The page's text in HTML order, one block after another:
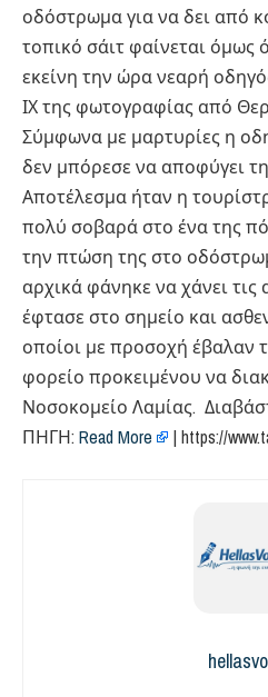
οδόστρωμα για να δει από
τοπικό σάιτ φαίνεται όμως
εκείνη την ώρα νεαρή
ΙΧ της φωτογραφίας από
Σύμφωνα με μαρτυρίες η
δεν μπόρεσε να αποφύγει
Αποτέλεσμα ήταν η
πολύ σοβαρά στο ένα της
την πτώση της στο
αρχικά φάνηκε να χάνει τις
έφτασε στο σημείο και
οποίοι με προσοχή έβαλαν
φορείο προκειμένου να
Νοσοκομείο Λαμίας.
ΠΗΓΗ: Read More | https://